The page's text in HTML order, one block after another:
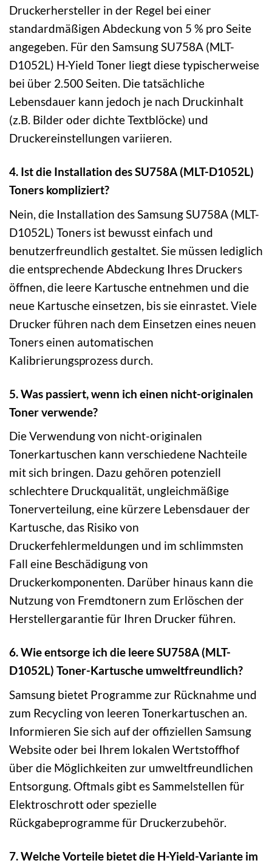
Druckerhersteller in der Regel bei einer
standardmäßigen Abdeckung von 5 % pro Seite
angegeben. Für den Samsung SU758A (MLT-
D1052L) H-Yield Toner liegt diese typischerweise
bei über 2.500 Seiten. Die tatsächliche
Lebensdauer kann jedoch je nach Druckinhalt
(z.B. Bilder oder dichte Textblöcke) und
Druckereinstellungen variieren.
4. Ist die Installation des SU758A (MLT-D1052L)
Toners kompliziert?
Nein, die Installation des Samsung SU758A (MLT-
D1052L) Toners ist bewusst einfach und
benutzerfreundlich gestaltet. Sie müssen lediglich
die entsprechende Abdeckung Ihres Druckers
öffnen, die leere Kartusche entnehmen und die
neue Kartusche einsetzen, bis sie einrastet. Viele
Drucker führen nach dem Einsetzen eines neuen
Toners einen automatischen
Kalibrierungsprozess durch.
5. Was passiert, wenn ich einen nicht-originalen
Toner verwende?
Die Verwendung von nicht-originalen
Tonerkartuschen kann verschiedene Nachteile
mit sich bringen. Dazu gehören potenziell
schlechtere Druckqualität, ungleichmäßige
Tonerverteilung, eine kürzere Lebensdauer der
Kartusche, das Risiko von
Druckerfehlermeldungen und im schlimmsten
Fall eine Beschädigung von
Druckerkomponenten. Darüber hinaus kann die
Nutzung von Fremdtonern zum Erlöschen der
Herstellergarantie für Ihren Drucker führen.
6. Wie entsorge ich die leere SU758A (MLT-
D1052L) Toner-Kartusche umweltfreundlich?
Samsung bietet Programme zur Rücknahme und
zum Recycling von leeren Tonerkartuschen an.
Informieren Sie sich auf der offiziellen Samsung
Website oder bei Ihrem lokalen Wertstoffhof
über die Möglichkeiten zur umweltfreundlichen
Entsorgung. Oftmals gibt es Sammelstellen für
Elektroschrott oder spezielle
Rückgabeprogramme für Druckerzubehör.
7. Welche Vorteile bietet die H-Yield-Variante im